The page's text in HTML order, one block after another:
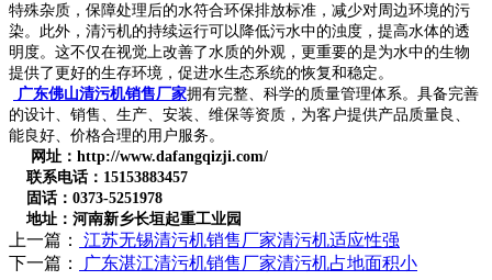
特殊杂质，保障处理后的水符合环保排放标准，减少对周边环境的污
染。此外，清污机的持续运行可以降低污水中的浊度，提高水体的透
明度。这不仅在视觉上改善了水质的外观，更重要的是为水中的生物
提供了更好的生存环境，促进水生态系统的恢复和稳定。
广东佛山清污机销售厂家拥有完整、科学的质量管理体系。具备完善
的设计、销售、生产、安装、维保等资质，为客户提供产品质量良、
能良好、价格合理的用户服务。
网址：http://www.dafangqizji.com/
联系电话：15153883457
固话：0373-5251978
地址：河南新乡长垣起重工业园
上一篇：
江苏无锡清污机销售厂家清污机适应性强
下一篇：
广东湛江清污机销售厂家清污机占地面积小